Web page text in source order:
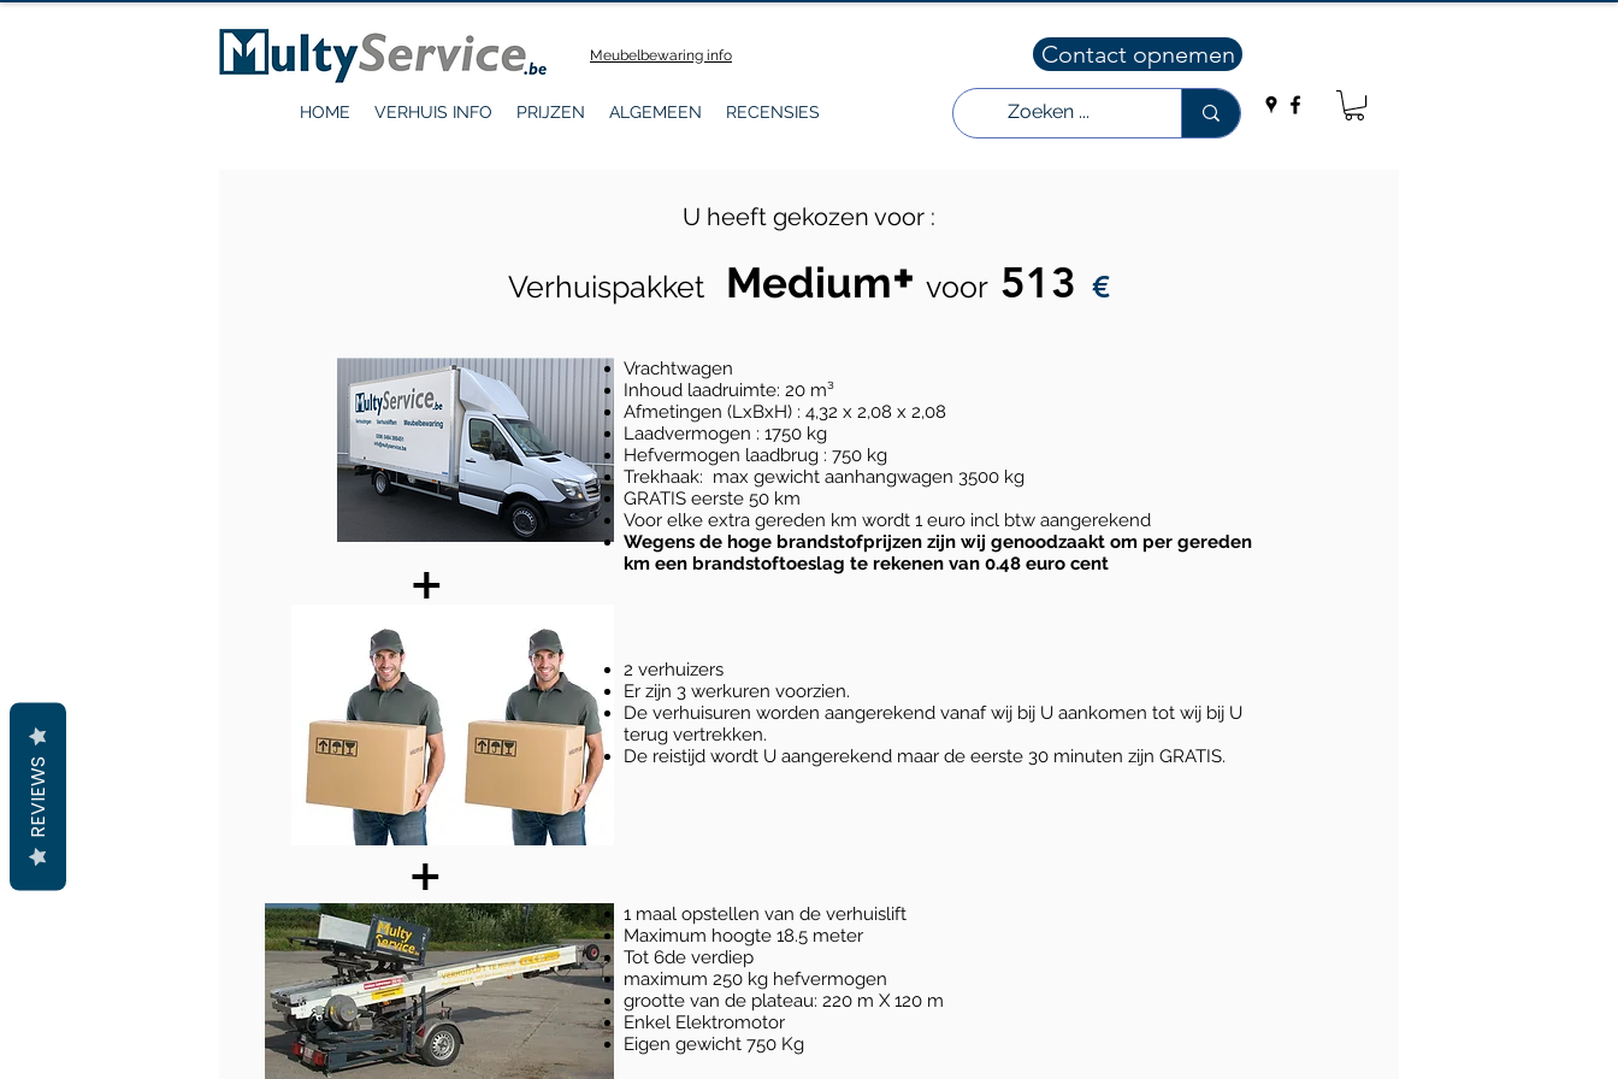
Meubelbewaring info
HOME VERHUIS INFO PRIJZEN ALGEMEEN RECENSIES
Contact opnemen
U heeft gekozen voor :
Verhuispakket Medium+ voor 513 €
+
Vrachtwagen
Inhoud laadruimte: 20 m³
Afmetingen (LxBxH) : 4,32 x 2,08 x 2,08
Laadvermogen : 1750 kg
Hefvermogen laadbrug : 750 kg
Trekhaak: max gewicht aanhangwagen 3500 kg
GRATIS eerste 50 km
Voor elke extra gereden km wordt 1 euro incl btw aangerekend
Wegens de hoge brandstofprijzen zijn wij genoodzaakt om per gereden
km een brandstoftoeslag te rekenen van 0.48 euro cent
2 verhuizers
Er zijn 3 werkuren voorzien.
De verhuisuren worden aangerekend vanaf wij bij U aankomen tot wij bij U
terug vertrekken.
De reistijd wordt U aangerekend maar de eerste 30 minuten zijn GRATIS.
+
1 maal opstellen van de verhuislift
Maximum hoogte 18.5 meter
Tot 6de verdiep
maximum 250 kg hefvermogen
grootte van de plateau: 220 m X 120 m
Enkel Elektromotor
Eigen gewicht 750 Kg
REVIEWS